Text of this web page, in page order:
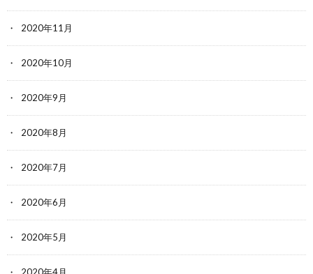
2020年11月
2020年10月
2020年9月
2020年8月
2020年7月
2020年6月
2020年5月
2020年4月